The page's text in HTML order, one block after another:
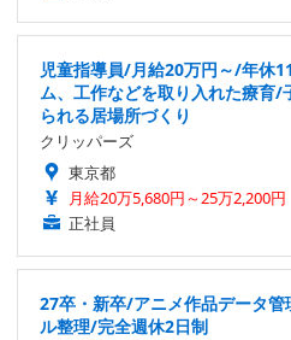
児童指導員/月給20万円～/年休
ム、工作などを取り入れた療育/
られる居場所づくり
クリッパーズ
東京都
月給20万5,680円～25万2,200円
正社員
27卒・新卒/アニメ作品データ
ル整理/完全週休2日制